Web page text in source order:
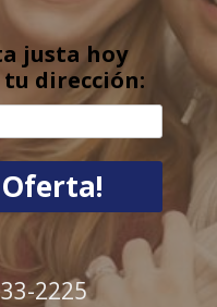
justa hoy
dirección:
2225